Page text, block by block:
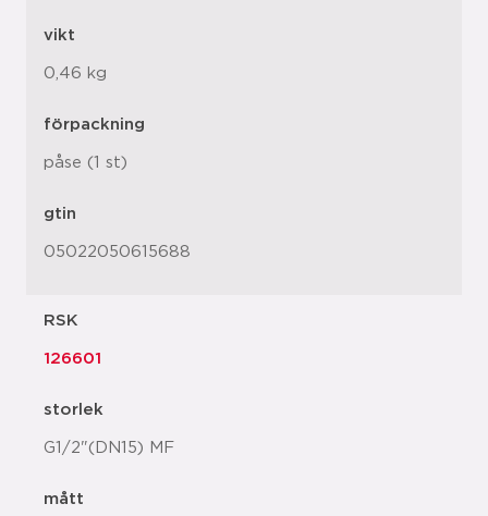
vikt
0,46 kg
förpackning
påse (1 st)
gtin
05022050615688
RSK
126601
storlek
G1/2"(DN15) MF
mått